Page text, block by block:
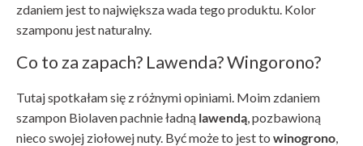
zdaniem jest to największa wada tego produktu. Kolor
szamponu jest naturalny.
Co to za zapach? Lawenda? Wingorono?
Tutaj spotkałam się z różnymi opiniami. Moim zdaniem
szampon Biolaven pachnie ładną lawendą, pozbawioną
nieco swojej ziołowej nuty. Być może to jest to winogrono,